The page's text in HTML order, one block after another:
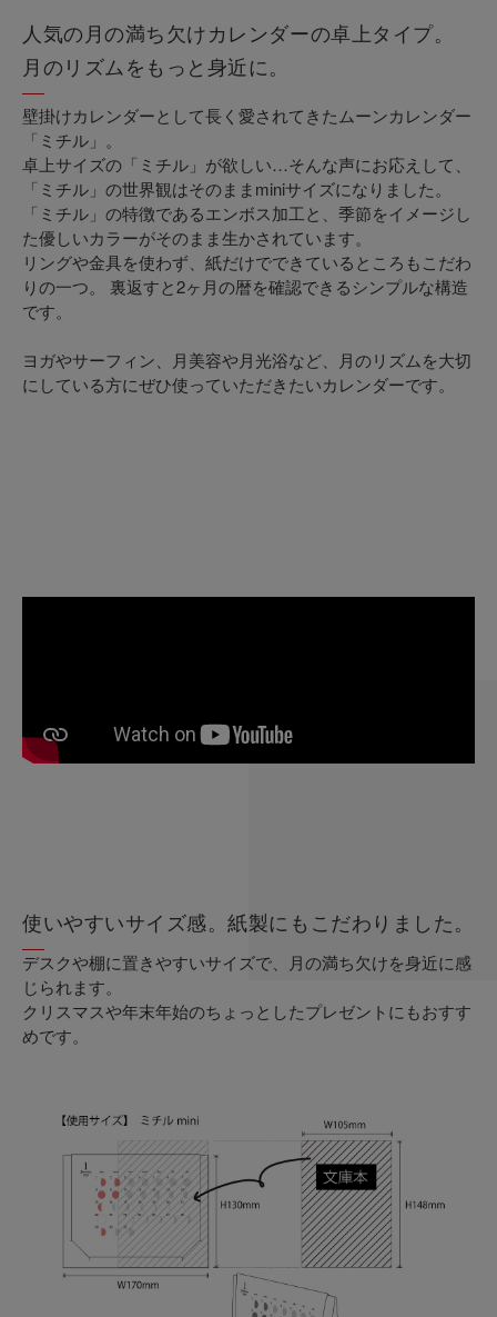
人気の月の満ち欠けカレンダーの卓上タイプ。
月のリズムをもっと身近に。
壁掛けカレンダーとして長く愛されてきたムーンカレンダー
「ミチル」。
卓上サイズの「ミチル」が欲しい…そんな声にお応えして、
「ミチル」の世界観はそのままminiサイズになりました。
「ミチル」の特徴であるエンボス加工と、季節をイメージし
た優しいカラーがそのまま生かされています。
リングや金具を使わず、紙だけでできているところもこだわ
りの一つ。 裏返すと2ヶ月の暦を確認できるシンプルな構造
です。
ヨガやサーフィン、月美容や月光浴など、月のリズムを大切
にしている方にぜひ使っていただきたいカレンダーです。
使いやすいサイズ感。紙製にもこだわりました。
デスクや棚に置きやすいサイズで、月の満ち欠けを身近に感
じられます。
クリスマスや年末年始のちょっとしたプレゼントにもおすす
めです。